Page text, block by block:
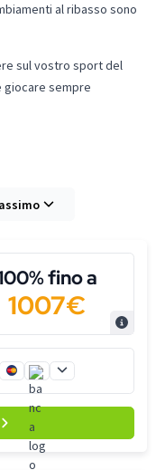
al ribasso sono
sul vostro sport del
giocare sempre
fino a
1007€